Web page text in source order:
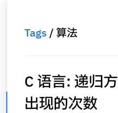
Tags / 算法
C 语言: 递归
出现的次数